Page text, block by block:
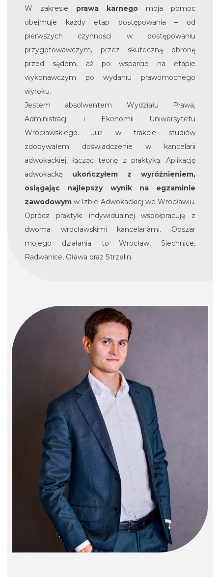
W zakresie prawa karnego moja pomoc
obejmuje każdy etap postępowania – od
pierwszych czynności w postępowaniu
przygotowawczym, przez skuteczną obronę
przed sądem, aż po wsparcie na etapie
wykonawczym po wydaniu prawomocnego
wyroku.
Jestem absolwentem Wydziału Prawa,
Administracji i Ekonomii Uniwersytetu
Wrocławskiego. Już w trakcie studiów
zdobywałem doświadczenie w kancelarii
adwokackiej, łącząc teorię z praktyką. Aplikację
adwokacką ukończyłem z wyróżnieniem,
osiągając najlepszy wynik na egzaminie
zawodowym w Izbie Adwokackiej we Wrocławiu.
Oprócz praktyki indywidualnej współpracuję z
dwoma wrocławskimi kancelariami. Obszar
mojego działania to Wrocław, Siechnice,
Radwanice, Oława oraz Strzelin.